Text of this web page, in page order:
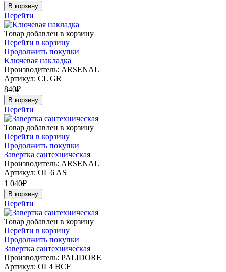
В корзину
Перейти
Товар добавлен в корзину
Перейти в корзину
Продолжить покупки
Ключевая накладка
Производитель: ARSENAL
Артикул: CL GR
840₽
В корзину
Перейти
Товар добавлен в корзину
Перейти в корзину
Продолжить покупки
Завертка сантехническая
Производитель: ARSENAL
Артикул: OL 6 AS
1 040₽
В корзину
Перейти
Товар добавлен в корзину
Перейти в корзину
Продолжить покупки
Завертка сантехническая
Производитель: PALIDORE
Артикул: OL4 ВCF